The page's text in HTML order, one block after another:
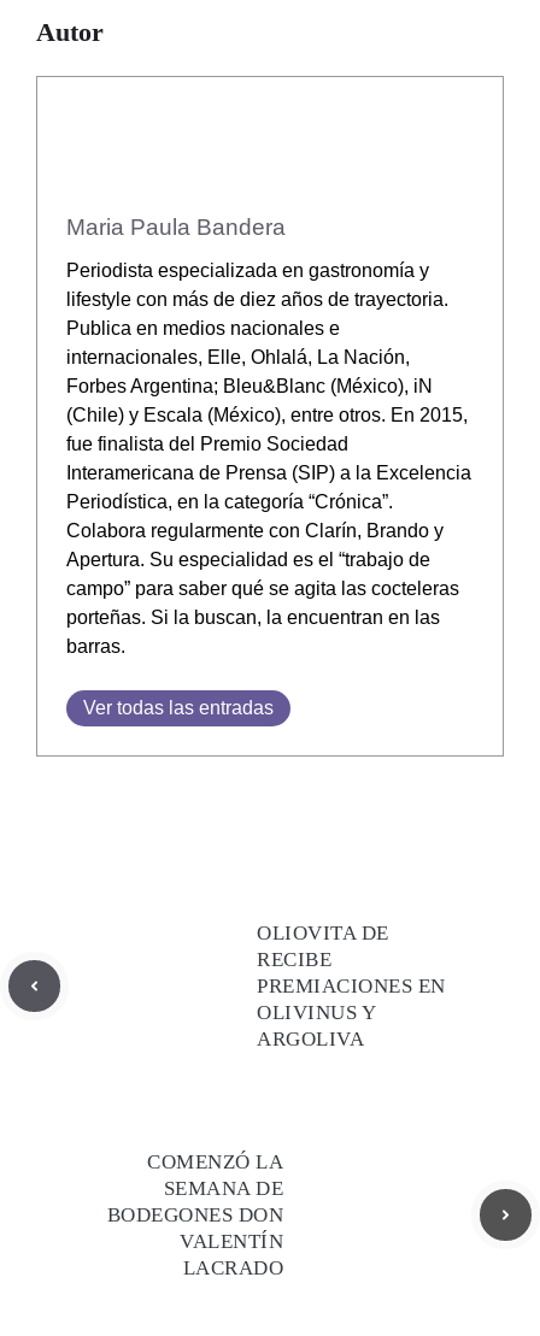
Autor
Maria Paula Bandera
Periodista especializada en gastronomía y
lifestyle con más de diez años de trayectoria.
Publica en medios nacionales e
internacionales, Elle, Ohlalá, La Nación,
Forbes Argentina; Bleu&Blanc (México), iN
(Chile) y Escala (México), entre otros. En 2015,
fue finalista del Premio Sociedad
Interamericana de Prensa (SIP) a la Excelencia
Periodística, en la categoría “Crónica”.
Colabora regularmente con Clarín, Brando y
Apertura. Su especialidad es el “trabajo de
campo” para saber qué se agita las cocteleras
porteñas. Si la buscan, la encuentran en las
barras.
Ver todas las entradas
OLIOVITA DE
RECIBE
PREMIACIONES EN
OLIVINUS Y
ARGOLIVA
COMENZÓ LA
SEMANA DE
BODEGONES DON
VALENTÍN
LACRADO